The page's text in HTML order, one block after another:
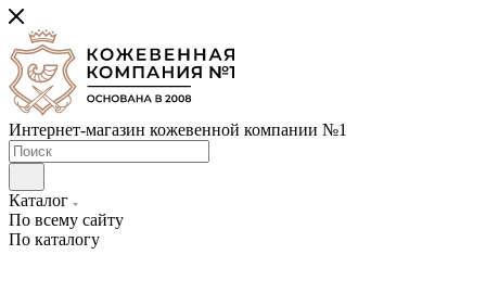
Интернет-магазин кожевенной компании №1
Каталог
По всему сайту
По каталогу